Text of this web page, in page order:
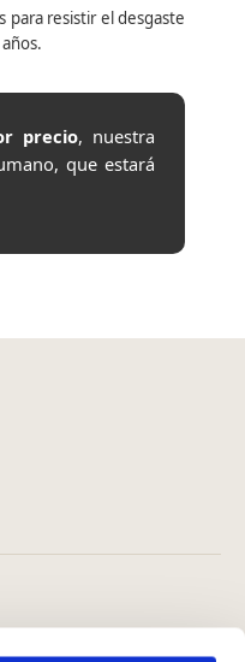
para resistir el desgaste
precio, nuestra
que estará